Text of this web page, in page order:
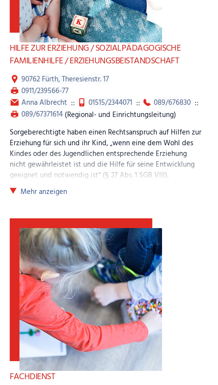
HILFE ZUR ERZIEHUNG / SOZIALPÄDAGOGISCHE
FAMILIENHILFE / ERZIEHUNGSBEISTANDSCHAFT
90762 Fürth, Theresienstr. 17
0911/239566-77
Anna Albrecht :: 01515/2344071 :: 089/676830::
089/67371614(Regional- und Einrichtungsleitung)
Sorgeberechtigte haben einen Rechtsanspruch auf Hilfen zur
Erziehung für sich und ihr Kind, „wenn eine dem Wohl des
Kindes oder des Jugendlichen entsprechende Erziehung
nicht gewährleistet ist und die Hilfe für seine Entwicklung
geeignet und notwendig ist“ (§ 27 Abs. 1 SGB VIII).
Die Arche bietet Sozialpädagogische Familienhilfe, also
Kind oder den Jugendlichen, möglichst unter Einbeziehung
des sozialen Umfelds.
Die Hilfe muss beim Jugendamt beantragt werden.
Mehr anzeigen
FACHDIENST